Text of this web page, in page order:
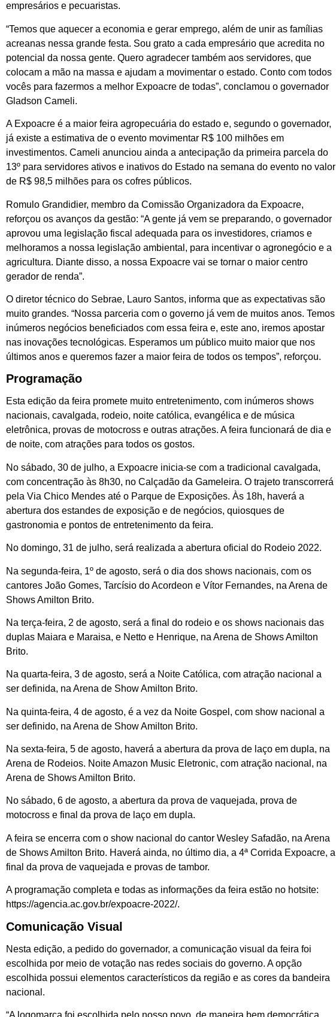
empresários e pecuaristas.
“Temos que aquecer a economia e gerar emprego, além de unir as famílias
acreanas nessa grande festa. Sou grato a cada empresário que acredita no
potencial da nossa gente. Quero agradecer também aos servidores, que
colocam a mão na massa e ajudam a movimentar o estado. Conto com todos
vocês para fazermos a melhor Expoacre de todas”, conclamou o governador
Gladson Cameli.
A Expoacre é a maior feira agropecuária do estado e, segundo o governador,
já existe a estimativa de o evento movimentar R$ 100 milhões em
investimentos. Cameli anunciou ainda a antecipação da primeira parcela do
13º para servidores ativos e inativos do Estado na semana do evento no valor
de R$ 98,5 milhões para os cofres públicos.
Romulo Grandidier, membro da Comissão Organizadora da Expoacre,
reforçou os avanços da gestão: “A gente já vem se preparando, o governador
aprovou uma legislação fiscal adequada para os investidores, criamos e
melhoramos a nossa legislação ambiental, para incentivar o agronegócio e a
agricultura. Diante disso, a nossa Expoacre vai se tornar o maior centro
gerador de renda”.
O diretor técnico do Sebrae, Lauro Santos, informa que as expectativas são
muito grandes. “Nossa parceria com o governo já vem de muitos anos. Temos
inúmeros negócios beneficiados com essa feira e, este ano, iremos apostar
nas inovações tecnológicas. Esperamos um público muito maior que nos
últimos anos e queremos fazer a maior feira de todos os tempos”, reforçou.
Programação
Esta edição da feira promete muito entretenimento, com inúmeros shows
nacionais, cavalgada, rodeio, noite católica, evangélica e de música
eletrônica, provas de motocross e outras atrações. A feira funcionará de dia e
de noite, com atrações para todos os gostos.
No sábado, 30 de julho, a Expoacre inicia-se com a tradicional cavalgada,
com concentração às 8h30, no Calçadão da Gameleira. O trajeto transcorrerá
pela Via Chico Mendes até o Parque de Exposições. Às 18h, haverá a
abertura dos estandes de exposição e de negócios, quiosques de
gastronomia e pontos de entretenimento da feira.
No domingo, 31 de julho, será realizada a abertura oficial do Rodeio 2022.
Na segunda-feira, 1º de agosto, será o dia dos shows nacionais, com os
cantores João Gomes, Tarcísio do Acordeon e Vítor Fernandes, na Arena de
Shows Amilton Brito.
Na terça-feira, 2 de agosto, será a final do rodeio e os shows nacionais das
duplas Maiara e Maraisa, e Netto e Henrique, na Arena de Shows Amilton
Brito.
Na quarta-feira, 3 de agosto, será a Noite Católica, com atração nacional a
ser definida, na Arena de Show Amilton Brito.
Na quinta-feira, 4 de agosto, é a vez da Noite Gospel, com show nacional a
ser definido, na Arena de Show Amilton Brito.
Na sexta-feira, 5 de agosto, haverá a abertura da prova de laço em dupla, na
Arena de Rodeios. Noite Amazon Music Eletronic, com atração nacional, na
Arena de Shows Amilton Brito.
No sábado, 6 de agosto, a abertura da prova de vaquejada, prova de
motocross e final da prova de laço em dupla.
A feira se encerra com o show nacional do cantor Wesley Safadão, na Arena
de Shows Amilton Brito. Haverá ainda, no último dia, a 4ª Corrida Expoacre, a
final da prova de vaquejada e provas de tambor.
A programação completa e todas as informações da feira estão no hotsite:
https://agencia.ac.gov.br/expoacre-2022/.
Comunicação Visual
Nesta edição, a pedido do governador, a comunicação visual da feira foi
escolhida por meio de votação nas redes sociais do governo. A opção
escolhida possui elementos característicos da região e as cores da bandeira
nacional.
“A logomarca foi escolhida pelo nosso povo, de maneira bem democrática,